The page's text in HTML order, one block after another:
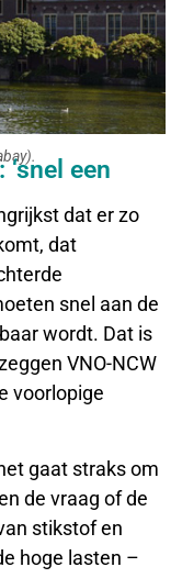
een
dat er zo
dat
snel aan de
wordt. Dat is
VNO-NCW
voorlopige
gaat straks om
de vraag of de
stikstof en
hoge lasten –